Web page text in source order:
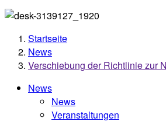
Startseite
News
Verschiebung der Richtlinie zur
News
News
Veranstaltungen